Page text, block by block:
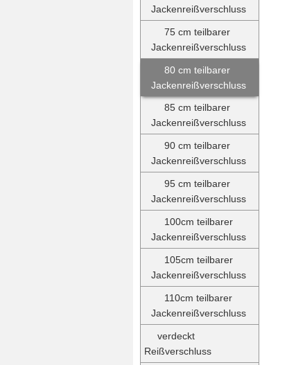
Jackenreißverschluss
75 cm teilbarer
Jackenreißverschluss
80 cm teilbarer
Jackenreißverschluss
85 cm teilbarer
Jackenreißverschluss
90 cm teilbarer
Jackenreißverschluss
95 cm teilbarer
Jackenreißverschluss
100cm teilbarer
Jackenreißverschluss
105cm teilbarer
Jackenreißverschluss
110cm teilbarer
Jackenreißverschluss
verdeckt
Reißverschluss